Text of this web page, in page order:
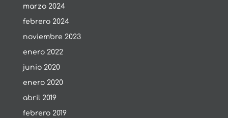
marzo 2024
febrero 2024
noviembre 2023
enero 2022
junio 2020
enero 2020
abril 2019
febrero 2019